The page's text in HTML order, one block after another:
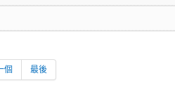
個 最後